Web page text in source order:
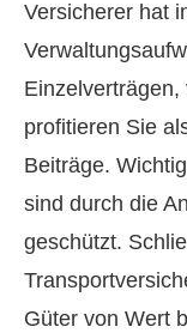
Versicherer hat
Einzelverträgen,
profitieren Sie
Beiträge.
sind durch die
geschützt.
Güter von Wert